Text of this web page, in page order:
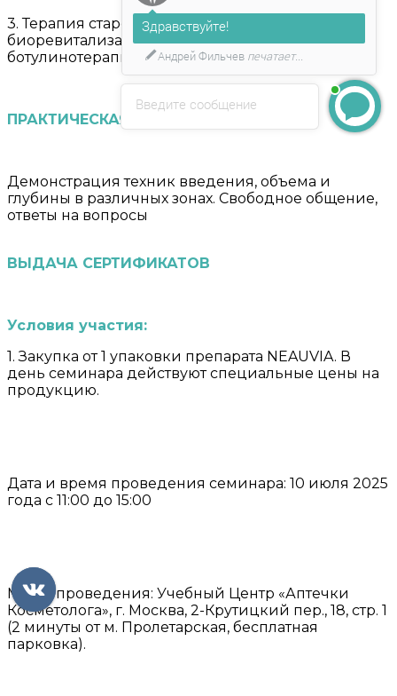
3. Терапия старения кожи: симбиоз
биоревитализации NEAUVIA HYDRO DELUXE И
ботулинотерапии.
ПРАКТИЧЕСКАЯ ЧАСТЬ
Демонстрация техник введения, объема и
глубины в различных зонах. Свободное общение,
ответы на вопросы
ВЫДАЧА СЕРТИФИКАТОВ
Условия участия:
1. Закупка от 1 упаковки препарата NEAUVIA. В
день семинара действуют специальные цены на
продукцию.
Дата и время проведения семинара: 10 июля 2025
года с 11:00 до 15:00
Место проведения: Учебный Центр «Аптечки
Косметолога», г. Москва, 2-Крутицкий пер., 18, стр. 1
(2 минуты от м. Пролетарская, бесплатная
парковка).
Введите сообщение
Здравствуйте!
Андрей Фильчев печатает...